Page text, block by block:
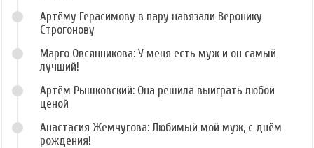
Артёму Герасимову в пару навязали Веронику
Строгонову
Марго Овсянникова: У меня есть муж и он самый
лучший!
Артём Рышковский: Она решила выиграть любой
ценой
Анастасия Жемчугова: Любимый мой муж, с днём
рождения!